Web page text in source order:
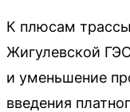
К плюсам
Жигулевской
и уменьшение
введения